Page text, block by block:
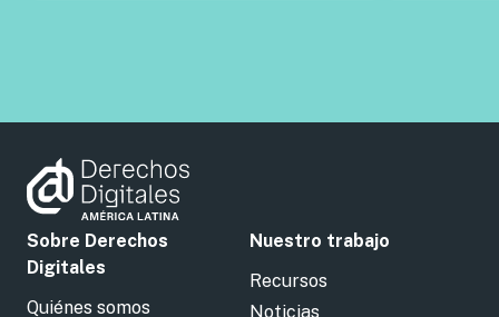
Sobre Derechos
Digitales
Quiénes somos
Nuestro trabajo
Recursos
Noticias